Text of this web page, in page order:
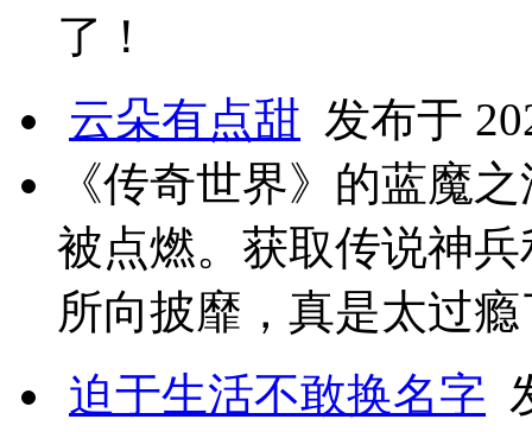
了！
云朵有点甜 发布于
《传奇世界》的蓝魔
被点燃。获取传说神
所向披靡，真是太过
迫于生活不敢换名字